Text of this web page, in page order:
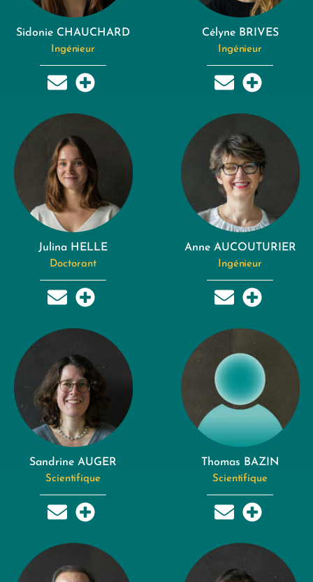
Sidonie CHAUCHARD
Ingénieur
Célyne BRIVES
Ingénieur
Julina HELLE
Doctorant
Anne AUCOUTURIER
Ingénieur
Sandrine AUGER
Scientifique
Thomas BAZIN
Scientifique